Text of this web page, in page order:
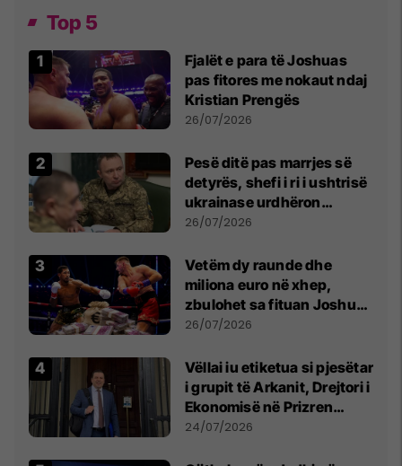
Top 5
Fjalët e para të Joshuas
pas fitores me nokaut ndaj
Kristian Prengës
26/07/2026
Pesë ditë pas marrjes së
detyrës, shefi i ri i ushtrisë
ukrainase urdhëron
kontroll të madh
26/07/2026
Vetëm dy raunde dhe
miliona euro në xhep,
zbulohet sa fituan Joshua
e Prenga
26/07/2026
Vëllai iu etiketua si pjesëtar
i grupit të Arkanit, Drejtori i
Ekonomisë në Prizren
mohon pretendimet
24/07/2026